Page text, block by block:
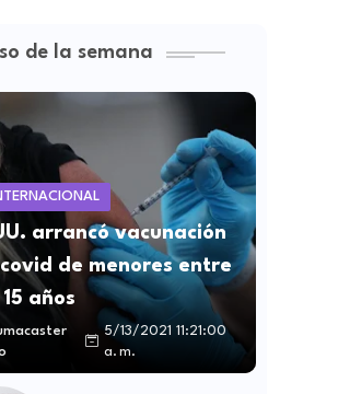
de la semana
arrancó vacunación
de menores entre
años
5/13/2021 11:21:00
a. m.